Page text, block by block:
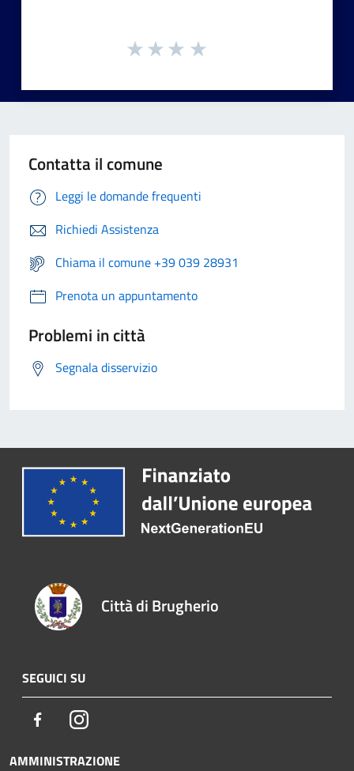
Contatta il comune
Leggi le domande frequenti
Richiedi Assistenza
Chiama il comune +39 039 28931
Prenota un appuntamento
Problemi in città
Segnala disservizio
Città di Brugherio
SEGUICI SU
FacebookInstagram
AMMINISTRAZIONE